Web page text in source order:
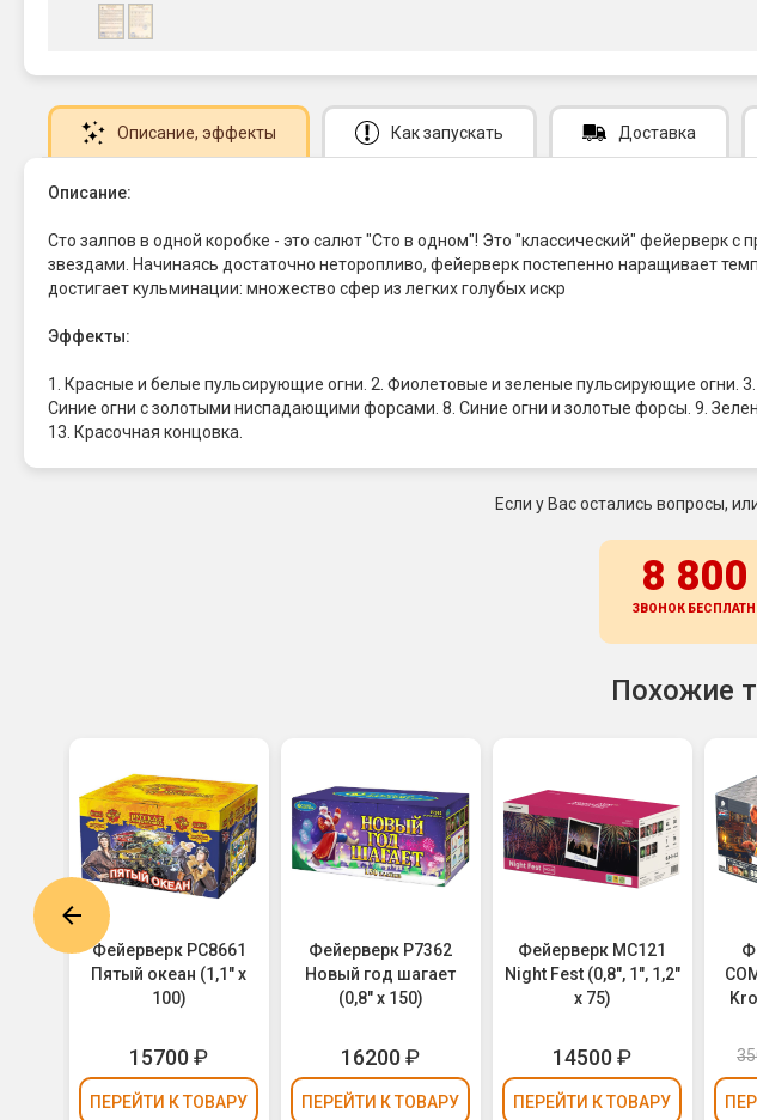
Описание, эффекты Как запускать Доставка
Описание:
Сто залпов в одной коробке - это салют "Сто в одном"! Это "классический"
звездами. Начинаясь достаточно неторопливо, фейерверк постепенно наращивает
достигает кульминации: множество сфер из легких голубых искр
Эффекты:
1. Красные и белые пульсирующие огни. 2. Фиолетовые и зеленые пульсирующие огни.
Синие огни с золотыми ниспадающими форсами. 8. Синие огни и золотые форсы. 9.
13. Красочная концовка.
Если у Вас остались вопросы,
8
ЗВОНОК
Похожие
XXL
Фейерверк РС8661
Пятый океан (1,1" х
100)
15700₽
ПЕРЕЙТИ К ТОВАРУ
Фейерверк Р7362
Новый год шагает
(0,8" х 150)
16200₽
ПЕРЕЙТИ К ТОВАРУ
Фейерверк MC121
Night Fest (0,8", 1", 1,2"
х 75)
14500₽
ПЕРЕЙТИ К ТОВАРУ